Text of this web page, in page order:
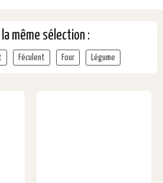
la même sélection :
Féculent Four Légume